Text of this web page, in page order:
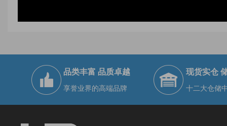
品类丰富 品质卓越
享誉业界的高端品牌
现货实仓
十二大仓储